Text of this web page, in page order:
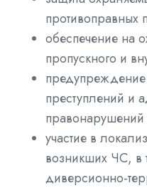
противоправных
обеспечение на
пропускного и
преступлений и
правонарушений
участие в
возникших ЧС, в
диверсионно-